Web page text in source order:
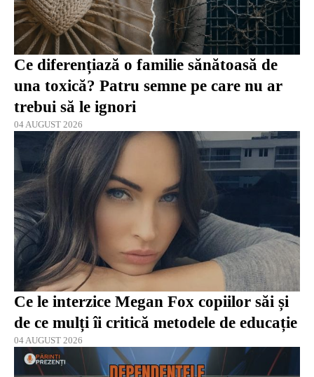
Ce diferențiază o familie sănătoasă de
una toxică? Patru semne pe care nu ar
trebui să le ignori
04 AUGUST 2026
Ce le interzice Megan Fox copiilor săi și
de ce mulți îi critică metodele de educație
04 AUGUST 2026